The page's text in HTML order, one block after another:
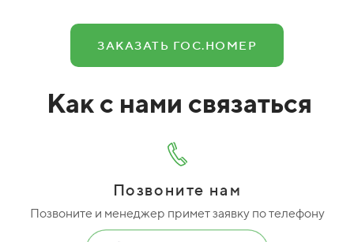
ЗАКАЗАТЬ ГОС.НОМЕР
Как с нами связаться
Позвоните нам
Позвоните и менеджер примет заявку по телефону